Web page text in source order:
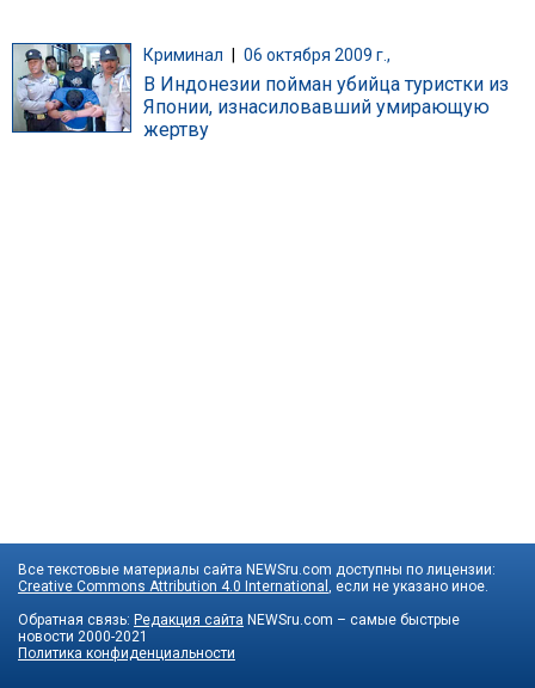
Криминал 06 октября 2009 г.,
В Индонезии пойман убийца туристки из
Японии, изнасиловавший умирающую
жертву
Все текстовые материалы сайта NEWSru.com доступны по лицензии:
Creative Commons Attribution 4.0 International , если не указано иное.
Обратная связь: Редакция сайта NEWSru.com – самые быстрые
новости 2000-2021
Политика конфиденциальности